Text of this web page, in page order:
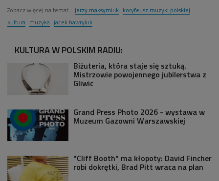
Zobacz więcej na temat: jerzy maksymiuk koryfeusz muzyki polskiej
kultura muzyka jacek hawryluk
KULTURA W POLSKIM RADIU:
Biżuteria, która staje się sztuką.
Mistrzowie powojennego jubilerstwa z
Gliwic
Grand Press Photo 2026 - wystawa w
Muzeum Gazowni Warszawskiej
"Cliff Booth" ma kłopoty: David Fincher
robi dokrętki, Brad Pitt wraca na plan